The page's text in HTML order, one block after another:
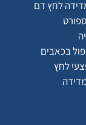
לחץ דם
בכאבים
לחץ